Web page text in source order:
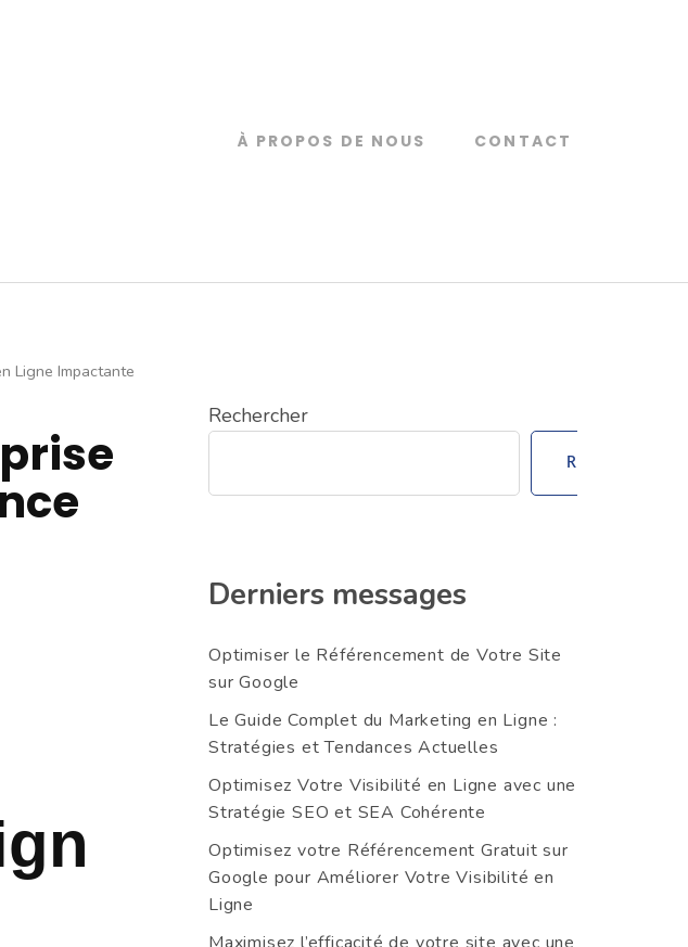
À PROPOS DE NOUS CONTACT
Ligne Impactante
Rechercher
Rechercher
Derniers messages
Optimiser le Référencement de Votre Site
sur Google
Le Guide Complet du Marketing en Ligne :
Stratégies et Tendances Actuelles
Optimisez Votre Visibilité en Ligne avec une
Stratégie SEO et SEA Cohérente
Optimisez votre Référencement Gratuit sur
Google pour Améliorer Votre Visibilité en
Ligne